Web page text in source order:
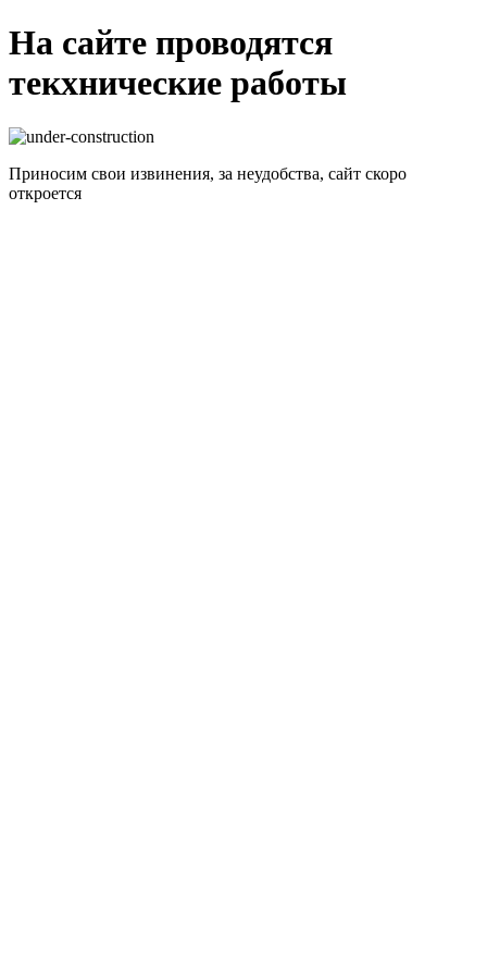
На сайте проводятся
текхнические работы
Приносим свои извинения, за неудобства, сайт скоро
откроется